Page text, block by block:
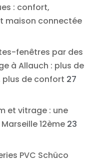
: confort,
maison connectée
fenêtres par des
à Allauch : plus de
plus de confort 27
et vitrage : une
12ème 23
PVC Schüco